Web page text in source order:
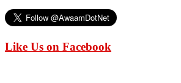
Like Us on Facebook